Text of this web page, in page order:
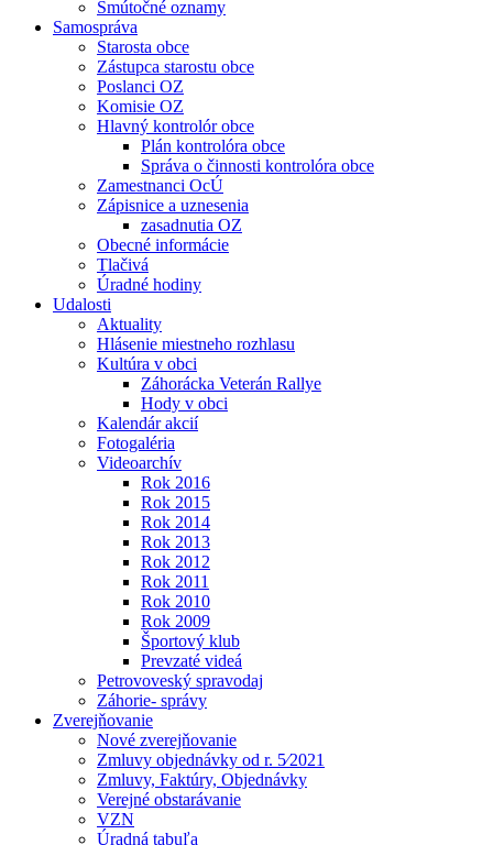
Smútočné oznamy
Samospráva
Starosta obce
Zástupca starostu obce
Poslanci OZ
Komisie OZ
Hlavný kontrolór obce
Plán kontrolóra obce
Správa o činnosti kontrolóra obce
Zamestnanci OcÚ
Zápisnice a uznesenia
zasadnutia OZ
Obecné informácie
Tlačivá
Úradné hodiny
Udalosti
Aktuality
Hlásenie miestneho rozhlasu
Kultúra v obci
Záhorácka Veterán Rallye
Hody v obci
Kalendár akcií
Fotogaléria
Videoarchív
Rok 2016
Rok 2015
Rok 2014
Rok 2013
Rok 2012
Rok 2011
Rok 2010
Rok 2009
Športový klub
Prevzaté videá
Petrovoveský spravodaj
Záhorie- správy
Zverejňovanie
Nové zverejňovanie
Zmluvy objednávky od r. 5⁄2021
Zmluvy, Faktúry, Objednávky
Verejné obstarávanie
VZN
Úradná tabuľa